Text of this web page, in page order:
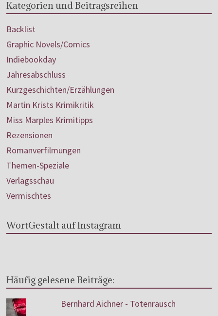
Kategorien und Beitragsreihen
Backlist
Graphic Novels/Comics
Indiebookday
Jahresabschluss
Kurzgeschichten/Erzählungen
Martin Krists Krimikritik
Miss Marples Krimitipps
Rezensionen
Romanverfilmungen
Themen-Speziale
Verlagsschau
Vermischtes
WortGestalt auf Instagram
Häufig gelesene Beiträge:
Bernhard Aichner - Totenrausch